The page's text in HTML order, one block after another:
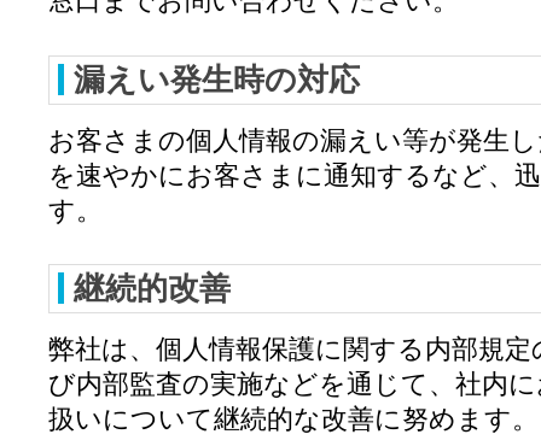
漏えい発生時の対応
お客さまの個人情報の漏えい等が発生
を速やかにお客さまに通知するなど、
す。
継続的改善
弊社は、個人情報保護に関する内部規
び内部監査の実施などを通じて、社内
扱いについて継続的な改善に努めます。